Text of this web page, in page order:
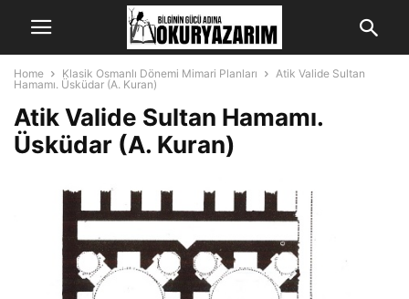
Home Klasik Osmanlı Dönemi Mimari Planları
Atik Valide Sultan
Hamamı. Üsküdar (A. Kuran)
Atik Valide Sultan Hamamı.
Üsküdar (A. Kuran)